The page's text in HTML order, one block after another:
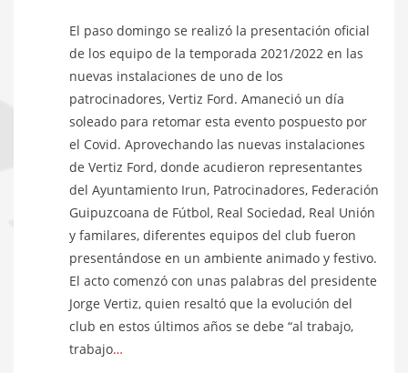
El paso domingo se realizó la presentación oficial
de los equipo de la temporada 2021/2022 en las
nuevas instalaciones de uno de los
patrocinadores, Vertiz Ford. Amaneció un día
soleado para retomar esta evento pospuesto por
el Covid. Aprovechando las nuevas instalaciones
de Vertiz Ford, donde acudieron representantes
del Ayuntamiento Irun, Patrocinadores, Federación
Guipuzcoana de Fútbol, Real Sociedad, Real Unión
y familares, diferentes equipos del club fueron
presentándose en un ambiente animado y festivo.
El acto comenzó con unas palabras del presidente
Jorge Vertiz, quien resaltó que la evolución del
club en estos últimos años se debe “al trabajo,
trabajo…